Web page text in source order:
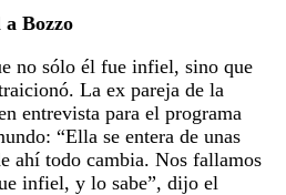
Bozzo
no sólo él fue infiel, sino que
La ex pareja de la
entrevista para el programa
“Ella se entera de unas
ahí todo cambia. Nos fallamos
infiel, y lo sabe”, dijo el